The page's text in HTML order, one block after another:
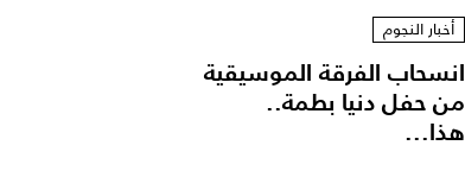
أخبار النجوم
انسحاب الفرقة الموسيقية
من حفل دنيا بطمة..
هذا...